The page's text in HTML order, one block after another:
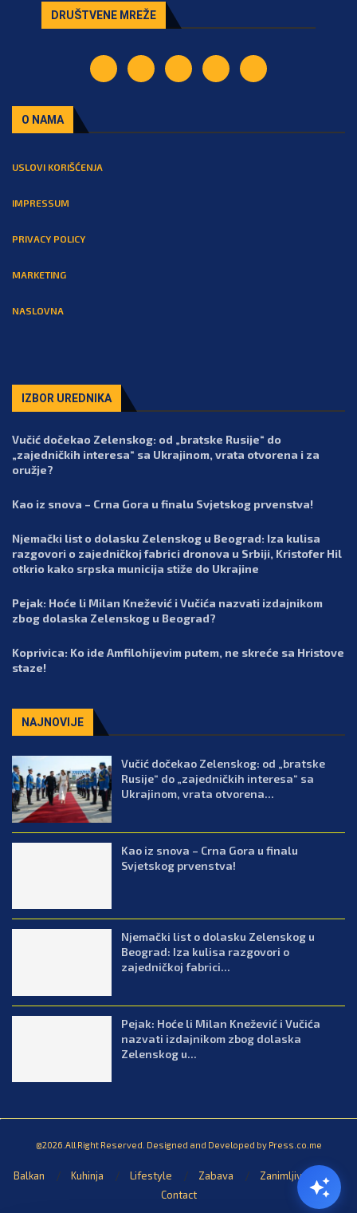
DRUŠTVENE MREŽE
O NAMA
USLOVI KORIŠĆENJA
IMPRESSUM
PRIVACY POLICY
MARKETING
NASLOVNA
IZBOR UREDNIKA
Vučić dočekao Zelenskog: od „bratske Rusije“ do
„zajedničkih interesa“ sa Ukrajinom, vrata otvorena i za
oružje?
Kao iz snova – Crna Gora u finalu Svjetskog prvenstva!
Njemački list o dolasku Zelenskog u Beograd: Iza kulisa
razgovori o zajedničkoj fabrici dronova u Srbiji, Kristofer Hil
otkrio kako srpska municija stiže do Ukrajine
Pejak: Hoće li Milan Knežević i Vučića nazvati izdajnikom
zbog dolaska Zelenskog u Beograd?
Koprivica: Ko ide Amfilohijevim putem, ne skreće sa Hristove
staze!
NAJNOVIJE
Vučić dočekao Zelenskog: od „bratske
Rusije“ do „zajedničkih interesa“ sa
Ukrajinom, vrata otvorena...
Kao iz snova – Crna Gora u finalu
Svjetskog prvenstva!
Njemački list o dolasku Zelenskog u
Beograd: Iza kulisa razgovori o
zajedničkoj fabrici...
Pejak: Hoće li Milan Knežević i Vučića
nazvati izdajnikom zbog dolaska
Zelenskog u...
@2026.All Right Reserved. Designed and Developed by Press.co.me
Balkan Kuhinja Lifestyle Zabava
Zanimljivosti
Contact